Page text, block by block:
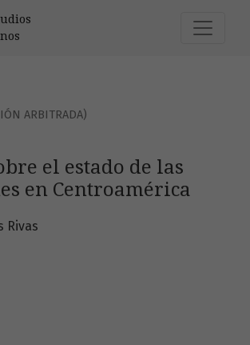
ARBITRADA)
el estado de las
en Centroamérica
Rivas